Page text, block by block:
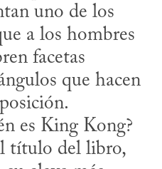
uno de los
a los hombres
facetas
que hacen
título del libro,